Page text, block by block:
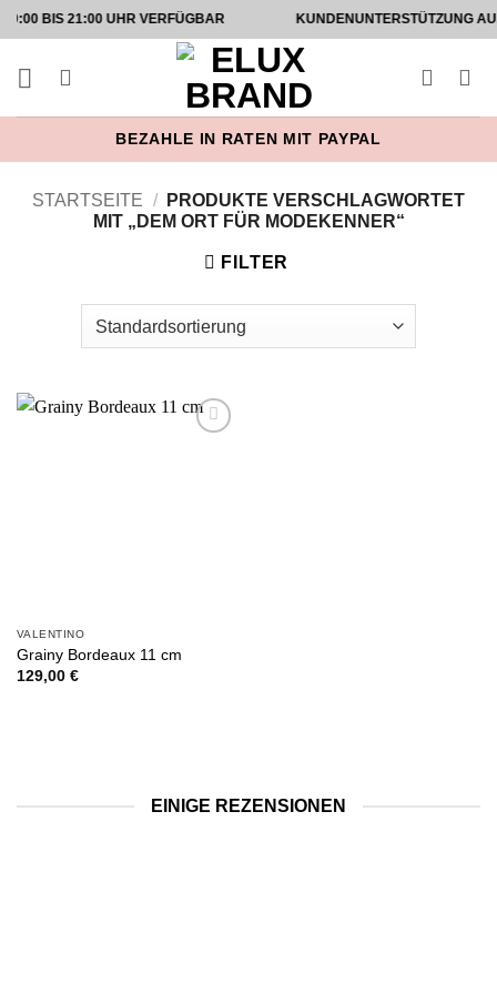
Zum
Inhalt
springen
21:00 UHR VERFÜGBAR KUNDENUNTERSTÜTZUNG AUF
BEZAHLE IN RATEN MIT PAYPAL
STARTSEITE /
PRODUKTE VERSCHLAGWORTET
MIT „DEM ORT FÜR MODEKENNER“
FILTER
VALENTINO
Grainy Bordeaux 11 cm
129,00 €
EINIGE REZENSIONEN